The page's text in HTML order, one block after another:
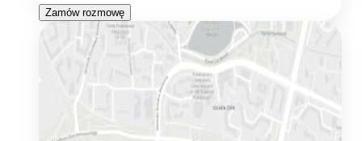
Zamów rozmowę